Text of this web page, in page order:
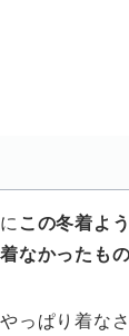
この冬着よ
なかったもの
っぱり着な